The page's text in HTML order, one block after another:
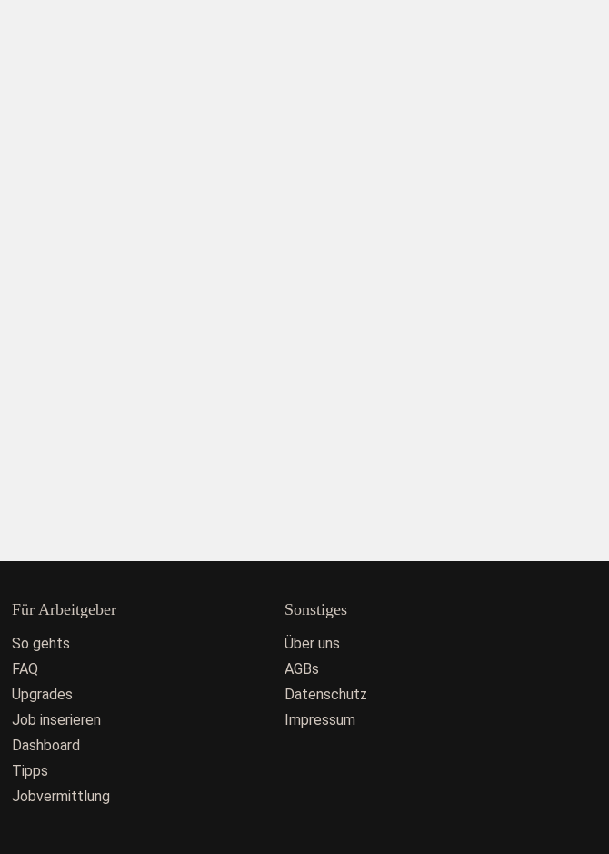
Für Arbeitgeber
So gehts
FAQ
Upgrades
Job inserieren
Dashboard
Tipps
Jobvermittlung
Sonstiges
Über uns
AGBs
Datenschutz
Impressum